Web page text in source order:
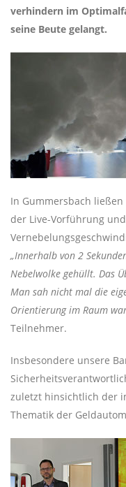
verhindern im
seine Beute gelangt.
In Gummersbach
der Live-Vorführung
„Innerhalb von 2
Nebelwolke gehüllt. Das
Man sah nicht mal die
Orientierung im Raum
Teilnehmer.
Insbesondere unsere
zuletzt hinsichtlich der
Thematik der